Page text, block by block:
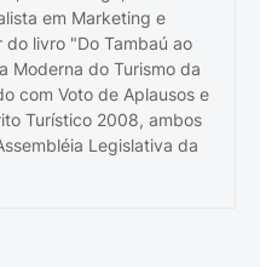
em Marketing e
do livro "Do Tambaú ao
Moderna do Turismo da
com Voto de Aplausos e
Turístico 2008, ambos
Legislativa da